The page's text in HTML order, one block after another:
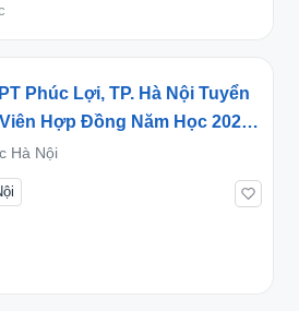
Phúc Lợi, TP. Hà Nội Tuyển
Hợp Đồng Năm Học 2026-
Hà Nội